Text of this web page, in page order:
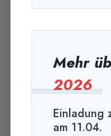
Mehr
2026
Einladung
am 11.04.